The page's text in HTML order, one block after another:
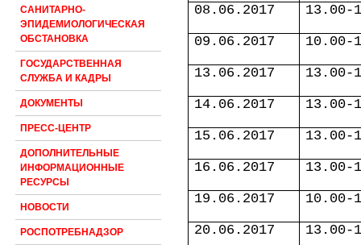
САНИТАРНО-
ЭПИДЕМИОЛОГИЧЕСКАЯ
ОБСТАНОВКА
ГОСУДАРСТВЕННАЯ
СЛУЖБА И КАДРЫ
ДОКУМЕНТЫ
ПРЕСС-ЦЕНТР
ДОПОЛНИТЕЛЬНЫЕ
ИНФОРМАЦИОННЫЕ
РЕСУРСЫ
НОВОСТИ
РОСПОТРЕБНАДЗОР
08.06.2017 13.00-
09.06.2017 10.00-
13.06.2017 13.00-
14.06.2017 13.00-
15.06.2017 13.00-
16.06.2017 13.00-
19.06.2017 10.00-
20.06.2017 13.00-